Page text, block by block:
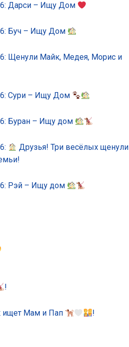
Дарси – Ищу Дом
Буч – Ищу Дом
Щенули Майк, Медея, Морис и
Сури – Ищу Дом
Буран – Ищу дом
Друзья! Три весёлых щенули
Рэй – Ищу дом
!
ищет Мам и Пап !